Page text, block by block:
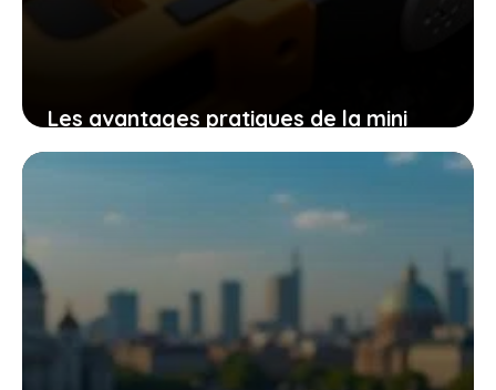
Les avantages pratiques de la mini
tronçonneuse güde mk 18-201-05 pour